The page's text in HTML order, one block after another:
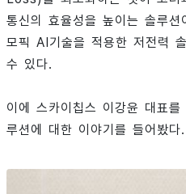
통신의 효율성을 높이는 솔루
모픽 AI기술을 적용한 저전력
수 있다.
이에 스카이칩스 이강윤 대표
루션에 대한 이야기를 들어봤다.